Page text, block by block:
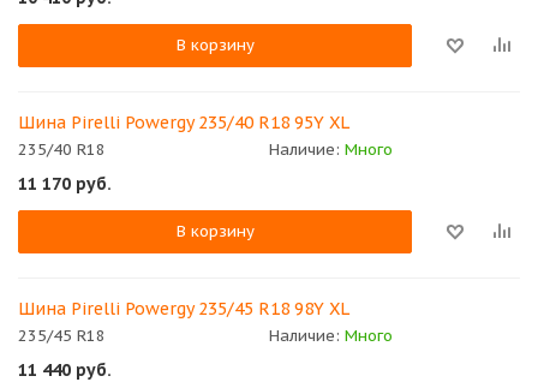
В корзину
Шина Pirelli Powergy 235/40 R18 95Y XL
235/40 R18 Наличие: Много
11 170 руб.
В корзину
Шина Pirelli Powergy 235/45 R18 98Y XL
235/45 R18 Наличие: Много
11 440 руб.